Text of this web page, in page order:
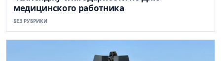
медицинского работника
БЕЗ РУБРИКИ